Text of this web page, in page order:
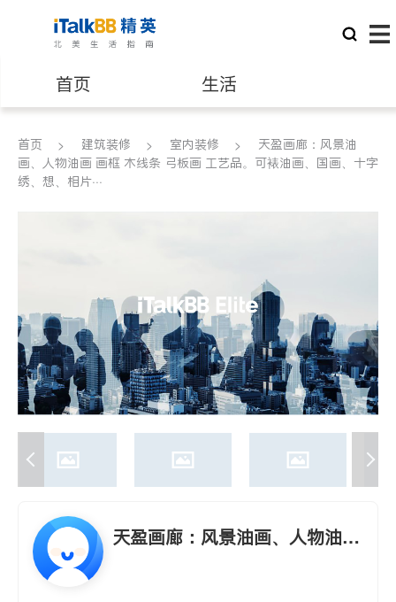
首页 生活
医生 律师
保险理财
建筑装修
首页 建筑装修 室内装修
天盈画廊：风景油
画、人物油画 画框 木线条 弓板画 工艺品。可裱油画、国画、十字
绣、想、相片···
天盈画廊：风景油画、人物油画